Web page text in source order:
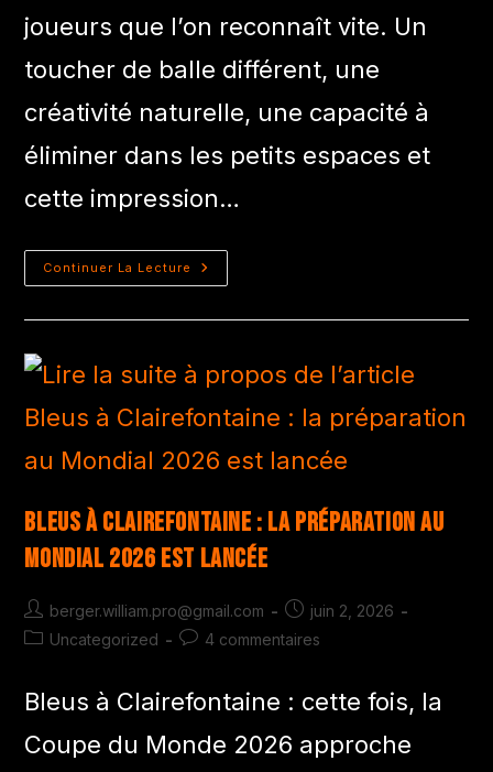
joueurs que l’on reconnaît vite. Un
toucher de balle différent, une
créativité naturelle, une capacité à
éliminer dans les petits espaces et
cette impression…
Continuer La Lecture
Bleus à Clairefontaine : la préparation au
Mondial 2026 est lancée
berger.william.pro@gmail.com
juin 2, 2026
Uncategorized
4 commentaires
Bleus à Clairefontaine : cette fois, la
Coupe du Monde 2026 approche